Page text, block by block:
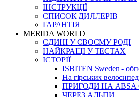
IНСТРУКЦIЇ
СПИСОК ДИЛЛЕРІВ
ГАРАНТIЯ
MERIDA WORLD
ЄДИНI У СВОЄМУ РОДI
НАЙКРАЩІ У ТЕСТАХ
ІСТОРІЇ
ISBITEN Sweden -
На гірських
ПРИГОДИ НА ABSA
ЧЕРЕЗ АЛЬПИ